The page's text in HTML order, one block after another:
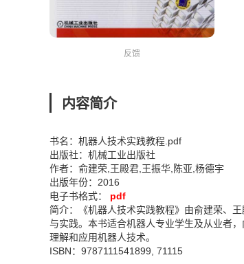
反馈
内容简介
书名：机器人技术实践教程.pdf
出版社：机械工业出版社
作者：俞建荣,王殿君,王振华,陈亚,杨德宇
出版年份：2016
电子书格式：
pdf
简介：《机器人技术实践教程》由俞建荣、
与实践。本书适合机器人专业学生及从业者
理解和应用机器人技术。
ISBN：9787111541899, 71115